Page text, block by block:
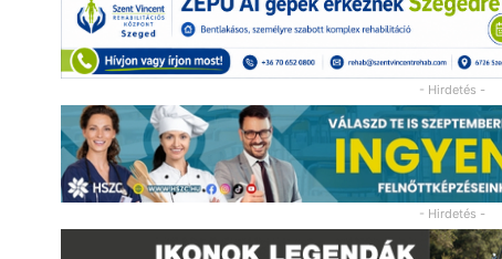
- Hirdetés -
- Hirdetés -